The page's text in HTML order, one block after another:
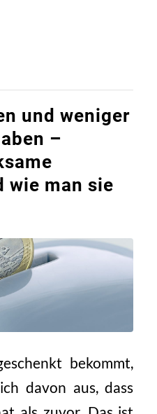
und weniger
–
wie man sie
bekommt,
davon aus, dass